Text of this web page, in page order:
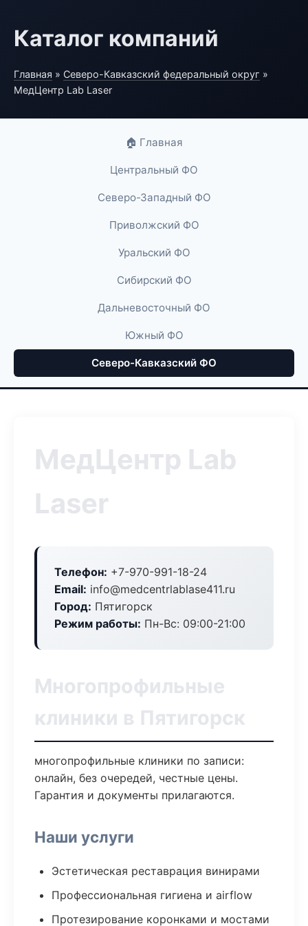
Каталог компаний
Главная » Северо-Кавказский федеральный округ »
МедЦентр Lab Laser
🏠 Главная
Центральный ФО
Северо-Западный ФО
Приволжский ФО
Уральский ФО
Сибирский ФО
Дальневосточный ФО
Южный ФО
Северо-Кавказский ФО
МедЦентр Lab
Laser
Телефон: +7-970-991-18-24
Email: info@medcentrlablase411.ru
Город: Пятигорск
Режим работы: Пн-Вс: 09:00-21:00
Многопрофильные
клиники в Пятигорск
многопрофильные клиники по записи:
онлайн, без очередей, честные цены.
Гарантия и документы прилагаются.
Наши услуги
Эстетическая реставрация винирами
Профессиональная гигиена и airflow
Протезирование коронками и мостами